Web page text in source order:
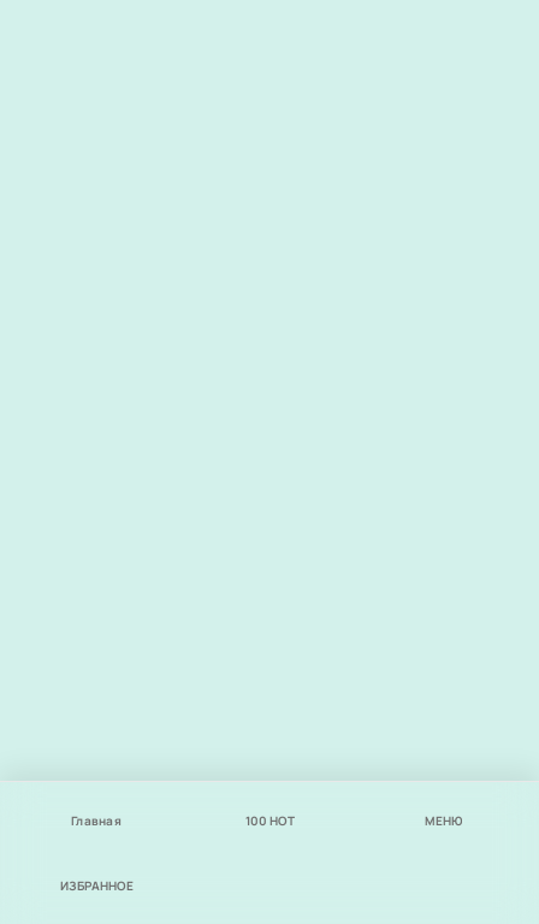
Главная 100 НОТ МЕНЮ
ИЗБРАННОЕ